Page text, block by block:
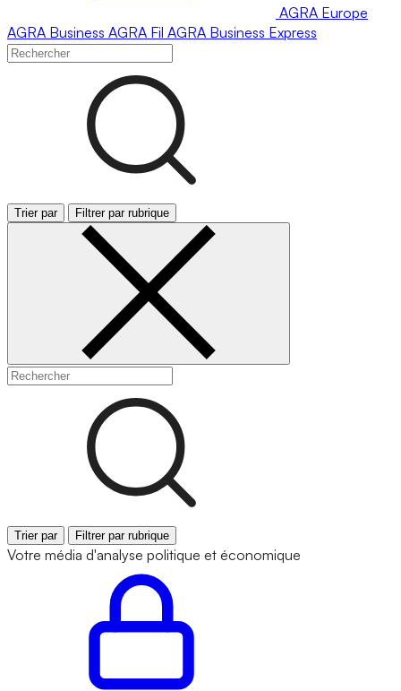
AGRA Europe
AGRA Business AGRA Fil AGRA Business Express
Trier par Filtrer par rubrique
Trier par Filtrer par rubrique
Votre média d'analyse politique et économique